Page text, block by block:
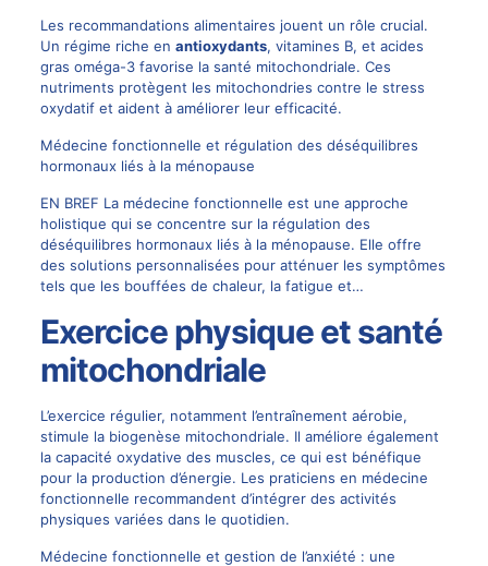
Les recommandations alimentaires jouent un rôle crucial.
Un régime riche en antioxydants, vitamines B, et acides
gras oméga-3 favorise la santé mitochondriale. Ces
nutriments protègent les mitochondries contre le stress
oxydatif et aident à améliorer leur efficacité.
Médecine fonctionnelle et régulation des déséquilibres
hormonaux liés à la ménopause
EN BREF La médecine fonctionnelle est une approche
holistique qui se concentre sur la régulation des
déséquilibres hormonaux liés à la ménopause. Elle offre
des solutions personnalisées pour atténuer les symptômes
tels que les bouffées de chaleur, la fatigue et…
Exercice physique et santé
mitochondriale
L’exercice régulier, notamment l’entraînement aérobie,
stimule la biogenèse mitochondriale. Il améliore également
la capacité oxydative des muscles, ce qui est bénéfique
pour la production d’énergie. Les praticiens en médecine
fonctionnelle recommandent d’intégrer des activités
physiques variées dans le quotidien.
Médecine fonctionnelle et gestion de l’anxiété : une